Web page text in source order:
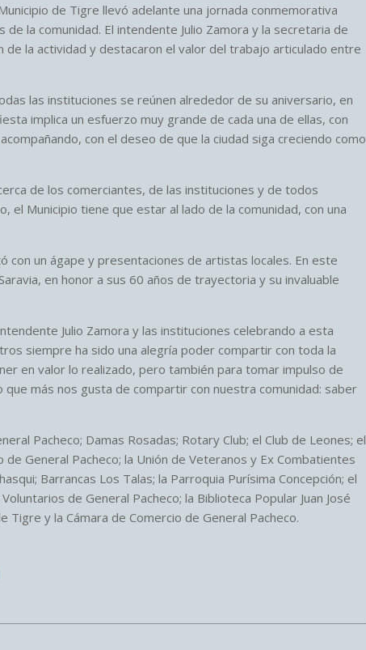
de Tigre llevó adelante una jornada conmemorativa
la comunidad. El intendente Julio Zamora y la secretaria de
de la actividad y destacaron el valor del trabajo articulado entre
las instituciones se reúnen alrededor de su aniversario, en
implica un esfuerzo muy grande de cada una de ellas, con
con el deseo de que la ciudad siga creciendo como
de los comerciantes, de las instituciones y de todos
el Municipio tiene que estar al lado de la comunidad, con una
con un ágape y presentaciones de artistas locales. En este
en honor a sus 60 años de trayectoria y su invaluable
Julio Zamora y las instituciones celebrando a esta
siempre ha sido una alegría poder compartir con toda la
en valor lo realizado, pero también para tomar impulso de
más nos gusta de compartir con nuestra comunidad: saber
Pacheco; Damas Rosadas; Rotary Club; el Club de Leones; el
General Pacheco; la Unión de Veteranos y Ex Combatientes
Barrancas Los Talas; la Parroquia Purísima Concepción; el
de General Pacheco; la Biblioteca Popular Juan José
Tigre y la Cámara de Comercio de General Pacheco.